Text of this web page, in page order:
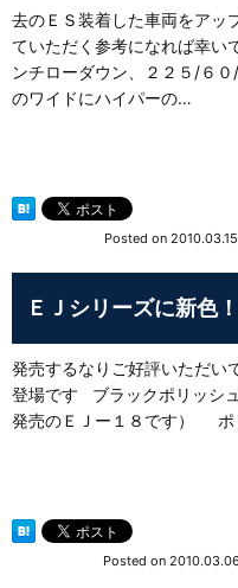
去のＥＳ装着した車両をアッ
ていただく参考になれば幸
ンチローダウン、２２５/６
のワイドにハイパーの…
Posted on
ＥＪシリーズに新色！
発売するなりご好評いただい
登場です ブラックポリッシ
発売のＥＪー１８です） ポ
Posted on